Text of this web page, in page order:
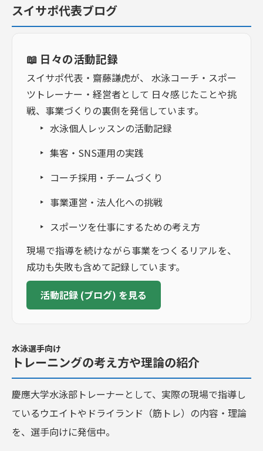
スイサポ代表ブログ
📖 日々の活動記録
スイサポ代表・齋藤謙虎が、 水泳コーチ・スポー
ツトレーナー・経営者として 日々感じたことや挑
戦、事業づくりの裏側を発信しています。
水泳個人レッスンの活動記録
集客・SNS運用の実践
コーチ採用・チームづくり
事業運営・法人化への挑戦
スポーツを仕事にするための考え方
現場で指導を続けながら事業をつくるリアルを、
成功も失敗も含めて記録しています。
活動記録 (ブログ) を見る
水泳選手向け
トレーニングの考え方や理論の紹介
慶應大学水泳部トレーナーとして、実際の現場で指導し
ているウエイトやドライランド（筋トレ）の内容・理論
を、選手向けに発信中。